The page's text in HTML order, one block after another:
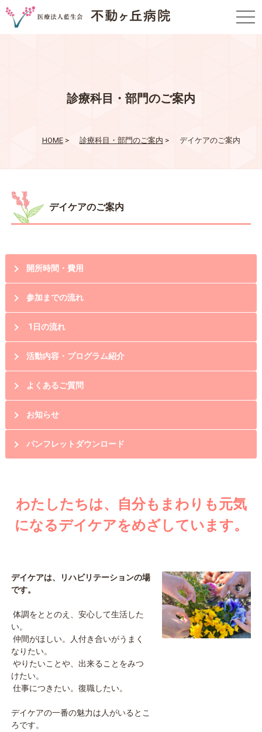
診療科目・部門のご案内
HOME > 診療科目・部門のご案内 > デイケアのご案内
デイケアのご案内
開所時間・費用
参加までの流れ
1日の流れ
活動内容・プログラム紹介
よくあるご質問
お知らせ
パンフレットダウンロード
わたしたちは、自分もまわりも元気
になるデイケアをめざしています。
デイケアは、リハビリテーションの場
です。
体調をととのえ、安心して生活した
い。
仲間がほしい。人付き合いがうまく
なりたい。
やりたいことや、出来ることをみつ
けたい。
仕事につきたい。復職したい。
デイケアの一番の魅力は人がいるとこ
ろです。